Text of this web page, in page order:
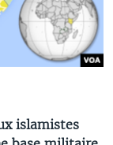
islamistes